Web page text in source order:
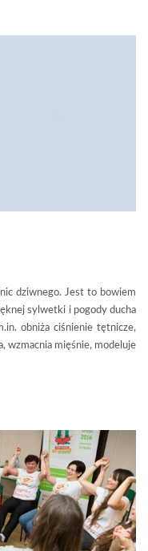
dziwnego. Jest to bowiem
sylwetki i pogody ducha
obniża ciśnienie tętnicze,
wzmacnia mięśnie, modeluje